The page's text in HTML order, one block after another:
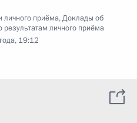
личного приёма,Доклады об
личного приёма
19:12